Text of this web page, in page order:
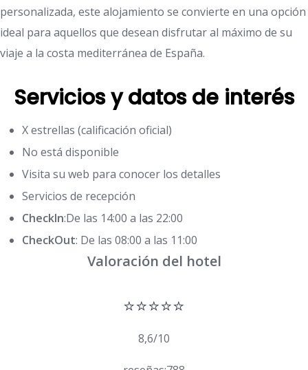
personalizada, este alojamiento se convierte en una opción
ideal para aquellos que desean disfrutar al máximo de su
viaje a la costa mediterránea de España.
Servicios y datos de interés
X estrellas (calificación oficial)
No está disponible
Visita su web para conocer los detalles
Servicios de recepción
CheckIn:De las 14:00 a las 22:00
CheckOut: De las 08:00 a las 11:00
Valoración del hotel
⭐⭐⭐⭐⭐
8,6/10